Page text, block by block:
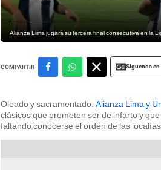
Alianza Lima jugará su tercera final consecutiva en la
COMPARTIR Siguenos en
Oleado y sacramentado. Alianza Lima y
clásicos que prometen ser de infarto y
faltando conocerse el orden de las localías.